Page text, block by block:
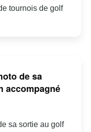
tournois de golf
de sa
accompagné
sa sortie au golf